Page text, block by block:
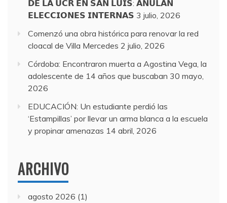
𝗗𝗘 𝗟𝗔 𝗨𝗖𝗥 𝗘𝗡 𝗦𝗔𝗡 𝗟𝗨𝗜𝗦: 𝗔𝗡𝗨𝗟𝗔𝗡
𝗘𝗟𝗘𝗖𝗖𝗜𝗢𝗡𝗘𝗦 𝗜𝗡𝗧𝗘𝗥𝗡𝗔𝗦 3 julio, 2026
Comenzó una obra histórica para renovar la red
cloacal de Villa Mercedes 2 julio, 2026
Córdoba: Encontraron muerta a Agostina Vega, la
adolescente de 14 años que buscaban 30 mayo,
2026
EDUCACIÓN: Un estudiante perdió las
‘Estampillas’ por llevar un arma blanca a la escuela
y propinar amenazas 14 abril, 2026
ARCHIVO
agosto 2026 (1)